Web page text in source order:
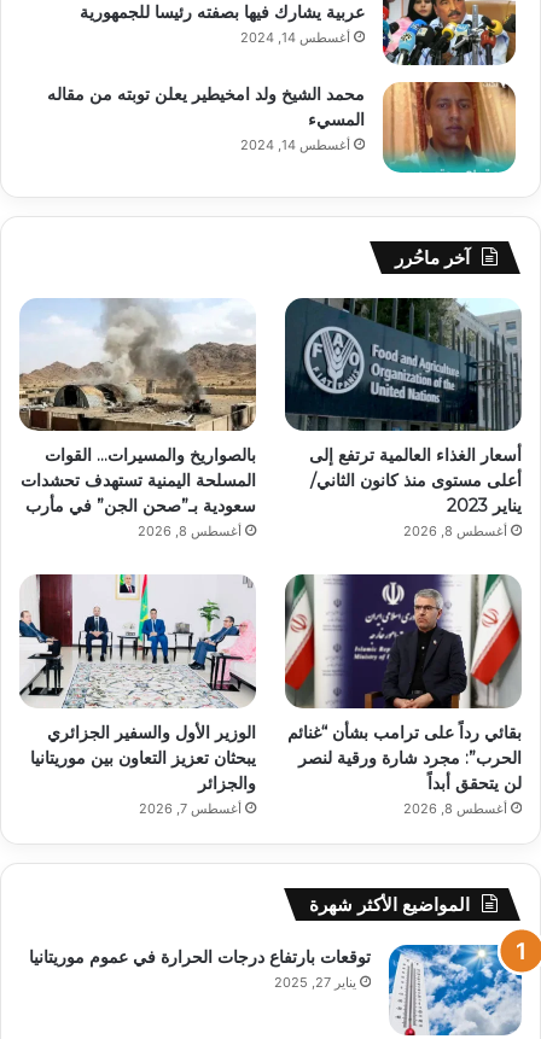
عربية يشارك فيها بصفته رئيسا للجمهورية
أغسطس 14, 2024
محمد الشيخ ولد امخيطير يعلن توبته من مقاله
المسيء
أغسطس 14, 2024
آخر ماحُرر
أسعار الغذاء العالمية ترتفع إلى
أعلى مستوى منذ كانون الثاني/
يناير 2023
أغسطس 8, 2026
بالصواريخ والمسيرات… القوات
المسلحة اليمنية تستهدف تحشدات
سعودية بـ”صحن الجن” في مأرب
أغسطس 8, 2026
بقائي رداً على ترامب بشأن “غنائم
الحرب”: مجرد شارة ورقية لنصر
لن يتحقق أبداً
أغسطس 8, 2026
الوزير الأول والسفير الجزائري
يبحثان تعزيز التعاون بين موريتانيا
والجزائر
أغسطس 7, 2026
المواضيع الأكثر شهرة
توقعات بارتفاع درجات الحرارة في عموم موريتانيا
يناير 27, 2025